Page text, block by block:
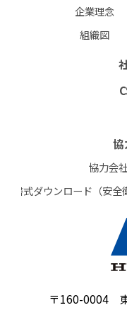
企業理念
組織図
協
協力会
書式ダウンロード（安全
〒160-0004